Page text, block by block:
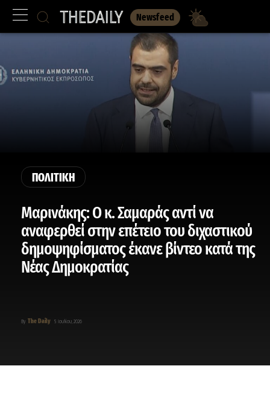
Newsfeed
ΠΟΛΙΤΙΚΗ
Μαρινάκης: Ο κ. Σαμαράς αντί να
αναφερθεί στην επέτειο του διχαστικού
δημοψηφίσματος έκανε βίντεο κατά της
Νέας Δημοκρατίας
By The Daily 5 Ιουλίου, 2026